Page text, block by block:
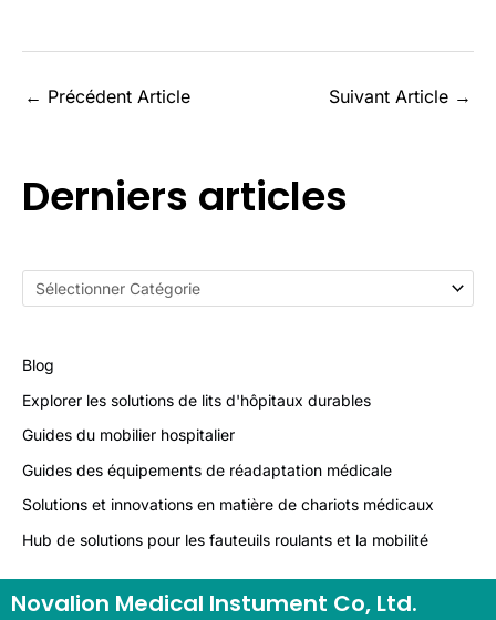
Derniers articles
Blog
Explorer les solutions de lits d'hôpitaux durables
Guides du mobilier hospitalier
Guides des équipements de réadaptation médicale
Solutions et innovations en matière de chariots médicaux
Hub de solutions pour les fauteuils roulants et la mobilité
← Précédent Article Suivant Article →
Novalion Medical Instument Co, Ltd.